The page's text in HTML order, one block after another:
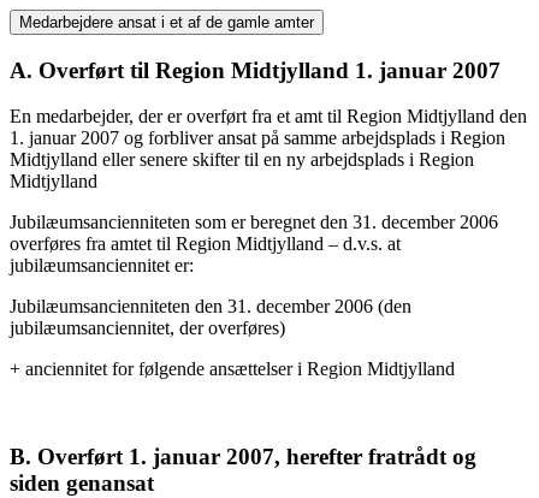
Medarbejdere ansat i et af de gamle amter
A. Overført til Region Midtjylland 1. januar 2007
En medarbejder, der er overført fra et amt til Region Midtjylland den
1. januar 2007 og forbliver ansat på samme arbejdsplads i Region
Midtjylland eller senere skifter til en ny arbejdsplads i Region
Midtjylland
Jubilæumsancienniteten som er beregnet den 31. december 2006
overføres fra amtet til Region Midtjylland – d.v.s. at
jubilæumsanciennitet er:
Jubilæumsancienniteten den 31. december 2006 (den
jubilæumsanciennitet, der overføres)
+ anciennitet for følgende ansættelser i Region Midtjylland
B. Overført 1. januar 2007, herefter fratrådt og
siden genansat